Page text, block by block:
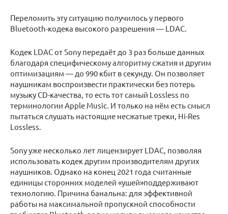
Переломить эту ситуацию получилось у первого
Bluetooth-кодека высокого разрешения — LDAC.
Кодек LDAC от Sony передаёт до 3 раз больше данных
благодаря специфическому алгоритму сжатия и другим
оптимизациям — до 990 кбит в секунду. Он позволяет
наушникам воспроизвести практически без потерь
музыку CD-качества, то есть тот самый Lossless по
терминологии Apple Music. И только на нём есть смысл
пытаться слушать настоящие несжатые треки, Hi-Res
Lossless.
Sony уже несколько лет лицензирует LDAC, позволяя
использовать кодек другим производителям других
наушников. Однако на конец 2021 года считанные
единицы сторонних моделей «ушей»поддерживают
технологию. Причина банальна: для эффективной
работы на максимальной пропускной способности